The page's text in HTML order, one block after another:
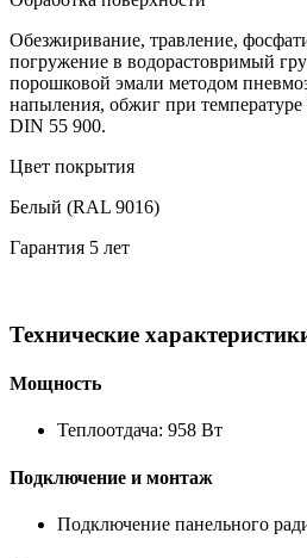
Обезжиривание, травление,
погружение в водорастовримый
порошковой эмали методом
напыления, обжиг при температуре
DIN 55 900.
Цвет покрытия
Белый (RAL 9016)
Гарантия 5 лет
Технические
Мощность
Теплоотдача: 958 Вт
Подключение и монтаж
Подключение панельного